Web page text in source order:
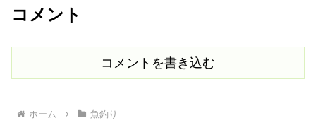
コメント
コメントを書き込む
ホーム 魚釣り